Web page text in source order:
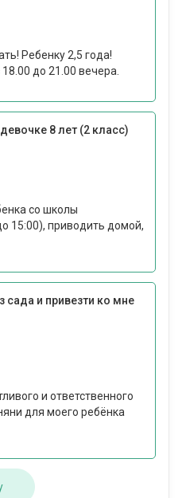
Ребенку 2,5 года!
до 21.00 вечера.
8 лет (2 класс)
со школы
15:00), приводить домой,
сада и привезти ко мне
и ответственного
для моего ребёнка